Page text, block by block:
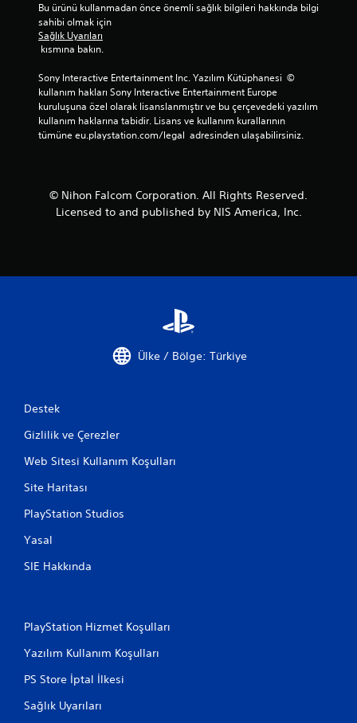
Bu ürünü kullanmadan önce önemli sağlık bilgileri hakkında bilgi
sahibi olmak için
Sağlık Uyarıları
kısmına bakın.
Sony Interactive Entertainment Inc. Yazılım Kütüphanesi  ©
kullanım hakları Sony Interactive Entertainment Europe
kuruluşuna özel olarak lisanslanmıştır ve bu çerçevedeki yazılım
kullanım haklarına tabidir. Lisans ve kullanım kurallarının
tümüne eu.playstation.com/legal  adresinden ulaşabilirsiniz.
© Nihon Falcom Corporation. All Rights Reserved.
Licensed to and published by NIS America, Inc.
Ülke / Bölge: Türkiye
Destek
Gizlilik ve Çerezler
Web Sitesi Kullanım Koşulları
Site Haritası
PlayStation Studios
Yasal
SIE Hakkında
PlayStation Hizmet Koşulları
Yazılım Kullanım Koşulları
PS Store İptal İlkesi
Sağlık Uyarıları